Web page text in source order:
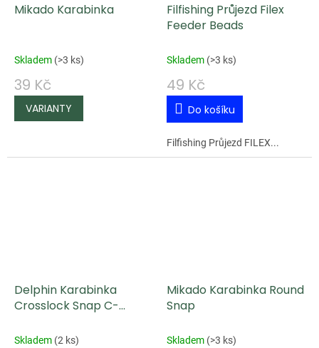
Mikado Karabinka
Skladem (>3 ks)
39 Kč
Filfishing Průjezd Filex
Feeder Beads
Skladem (>3 ks)
49 Kč
Do košíku
Filfishing Průjezd FILEX...
Delphin Karabinka
Crosslock Snap C-
Skladem (2 ks)
Mikado Karabinka Round
Snap
Skladem (>3 ks)